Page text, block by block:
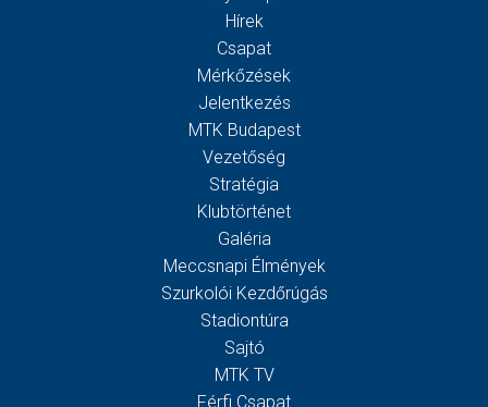
Hírek
Csapat
Mérkőzések
Jelentkezés
MTK Budapest
Vezetőség
Stratégia
Klubtörténet
Galéria
Meccsnapi Élmények
Szurkolói Kezdőrúgás
Stadiontúra
Sajtó
MTK TV
Férfi Csapat